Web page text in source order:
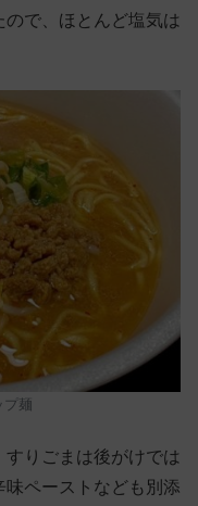
で、ほとんど塩気は
プ麺
りごまは後がけでは
ペーストなども別添